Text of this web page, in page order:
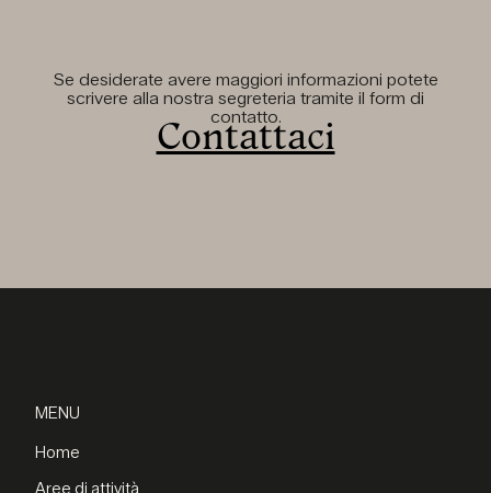
Se desiderate avere maggiori informazioni potete
scrivere alla nostra segreteria tramite il form di
contatto.
Contattaci
MENU
Home
Aree di attività